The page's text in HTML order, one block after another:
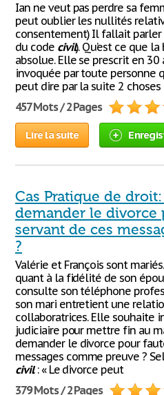
Ian ne veut pas perdre sa
peut oublier les nullités
consentement) Il fallait
du code civil). Qu’est ce que
absolue. Elle se prescrit en
invoquée par toute personne
peut dire par la suite 2 choses
457 Mots / 2 Pages
Lire la suite
Cas Pratique de
demander le divorce
servant de ces
?
Valérie et François sont
quant à la fidélité de son
consulte son téléphone
son mari entretient une
collaboratrices. Elle souhaite
judiciaire pour mettre fin au
demander le divorce pour
messages comme preuve ?
civil: « Le divorce peut
379 Mots / 2 Pages